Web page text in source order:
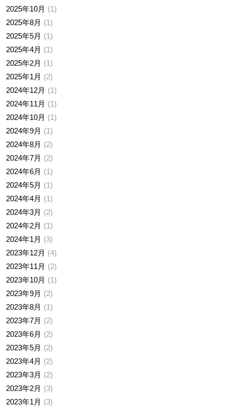
2025年10月
1
2025年8月
1
2025年5月
1
2025年4月
1
2025年2月
1
2025年1月
2
2024年12月
1
2024年11月
1
2024年10月
1
2024年9月
1
2024年8月
2
2024年7月
2
2024年6月
1
2024年5月
1
2024年4月
1
2024年3月
2
2024年2月
1
2024年1月
3
2023年12月
4
2023年11月
2
2023年10月
1
2023年9月
2
2023年8月
1
2023年7月
2
2023年6月
2
2023年5月
2
2023年4月
2
2023年3月
2
2023年2月
3
2023年1月
3